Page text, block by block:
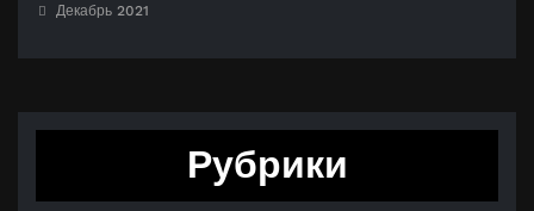
Декабрь 2021
Рубрики